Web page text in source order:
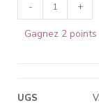
- +
Gagnez 2
UGS